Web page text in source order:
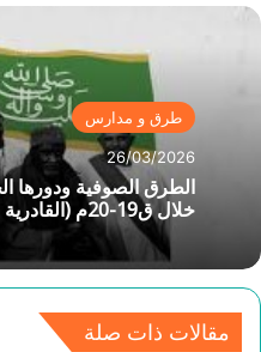
طرق و مدارس
26/03/2026
الطرق الصوفية ودورها
خلال ق19-20م (القادرية والتيجانية) أنموذجاً
مقالات ذات صلة